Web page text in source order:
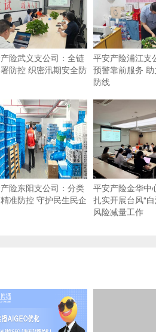
险武义支公司：全链
防控 织密汛期安全防
平安产险浦江支
预警靠前服务
防线
险东阳支公司：分类
准防控 守护民生民企
平安产险金华中
扎实开展台风“
风险减量工作